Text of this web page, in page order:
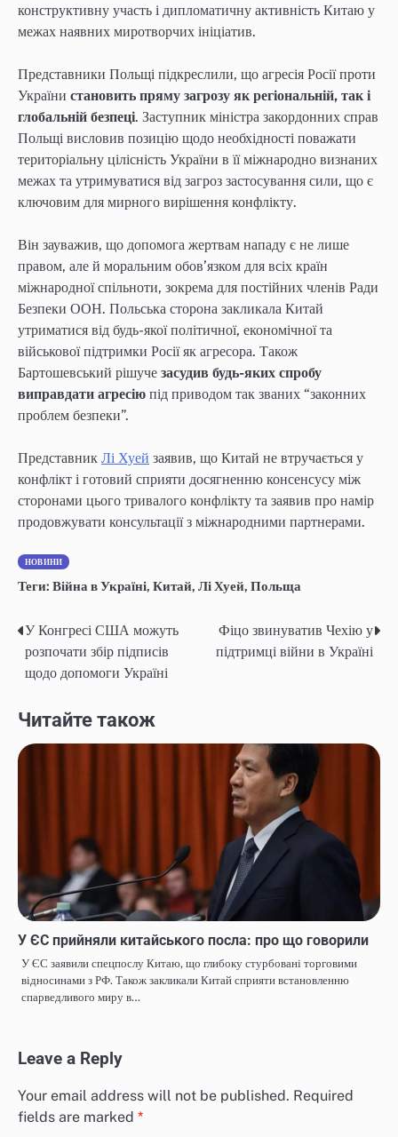
конструктивну участь і дипломатичну активність Китаю у
межах наявних миротворчих ініціатив.
Представники Польщі підкреслили, що агресія Росії проти
України становить пряму загрозу як регіональній, так і
глобальній безпеці. Заступник міністра закордонних справ
Польщі висловив позицію щодо необхідності поважати
територіальну цілісність України в її міжнародно визнаних
межах та утримуватися від загроз застосування сили, що є
ключовим для мирного вирішення конфлікту.
Він зауважив, що допомога жертвам нападу є не лише
правом, але й моральним обов’язком для всіх країн
міжнародної спільноти, зокрема для постійних членів Ради
Безпеки ООН. Польська сторона закликала Китай
утриматися від будь-якої політичної, економічної та
військової підтримки Росії як агресора. Також
Бартошевський рішуче засудив будь-яких спробу
виправдати агресію під приводом так званих “законних
проблем безпеки”.
Представник Лі Хуей заявив, що Китай не втручається у
конфлікт і готовий сприяти досягненню консенсусу між
сторонами цього тривалого конфлікту та заявив про намір
продовжувати консультації з міжнародними партнерами.
НОВИНИ
Теги: Війна в Україні, Китай, Лі Хуей, Польща
Post
navigation
У Конгресі США можуть
розпочати збір підписів
щодо допомоги Україні
Фіцо звинуватив Чехію у
підтримці війни в Україні
Читайте також
У ЄС прийняли китайського посла: про що говорили
У ЄС заявили спецпослу Китаю, що глибоку стурбовані торговими
відносинами з РФ. Також закликали Китай сприяти встановленню
спарведливого миру в…
Leave a Reply
Your email address will not be published. Required
fields are marked *